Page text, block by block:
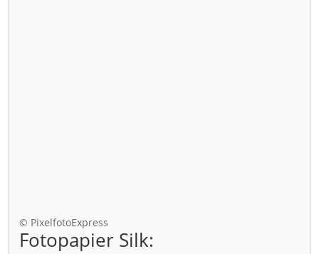
© PixelfotoExpress
Fotopapier Silk: